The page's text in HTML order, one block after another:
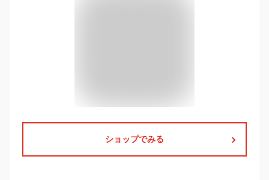
ショップでみる